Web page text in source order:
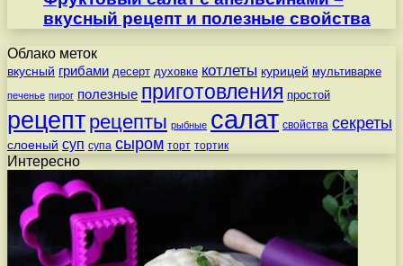
вкусный рецепт и полезные свойства
Облако меток
вкусный грибами десерт духовке котлеты курицей мультиварке
печенье пирог полезные приготовления простой
рецепт рецепты рыбные салат свойства секреты
слоеный суп супа сыром торт тортик
Интересно